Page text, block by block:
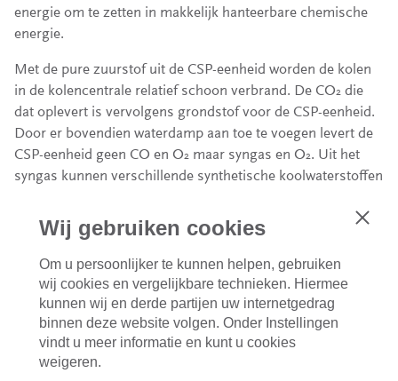
energie om te zetten in makkelijk hanteerbare chemische
energie.
Met de pure zuurstof uit de CSP-eenheid worden de kolen
in de kolencentrale relatief schoon verbrand. De CO2 die
dat oplevert is vervolgens grondstof voor de CSP-eenheid.
Door er bovendien waterdamp aan toe te voegen levert de
CSP-eenheid geen CO en O2 maar syngas en O2. Uit het
syngas kunnen verschillende synthetische koolwaterstoffen
getransporteerd. Bij het gebruik van deze koolwaterstoffen
komt natuurlijk wel weer CO vrij. In het totale proces is de
energie-opbrengst per ton CO2echter tot ruim drie keer
hoger.
De koolwaterstoffen kunnen natuurlijk ook als grondstof
voor andere chemische processen dienen en daarmee de
ontwikkeling van zonnige landen met steenkool
Wij gebruiken cookies
Om u persoonlijker te kunnen helpen, gebruiken
wij cookies en vergelijkbare technieken. Hiermee
kunnen wij en derde partijen uw internetgedrag
binnen deze website volgen. Onder Instellingen
vindt u meer informatie en kunt u cookies
weigeren.
Sluiten